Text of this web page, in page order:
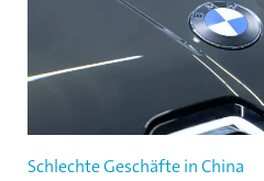
Schlechte Geschäfte in China